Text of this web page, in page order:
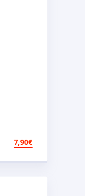
7,90€